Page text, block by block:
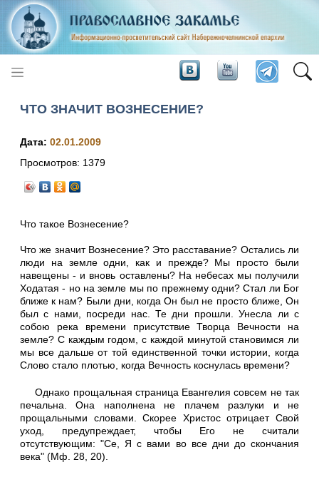
ЧТО ЗНАЧИТ ВОЗНЕСЕНИЕ?
Дата: 02.01.2009
Просмотров: 1379
Что такое Вознесение?
Что же значит Вознесение? Это расставание? Остались ли
люди на земле одни, как и прежде? Мы просто были
навещены - и вновь оставлены? На небесах мы получили
Ходатая - но на земле мы по прежнему одни? Стал ли Бог
ближе к нам? Были дни, когда Он был не просто ближе, Он
был с нами, посреди нас. Те дни прошли. Унесла ли с
собою река времени присутствие Творца Вечности на
земле? С каждым годом, с каждой минутой становимся ли
мы все дальше от той единственной точки истории, когда
Слово стало плотью, когда Вечность коснулась времени?
Однако прощальная страница Евангелия совсем не так
печальна. Она наполнена не плачем разлуки и не
прощальными словами. Скорее Христос отрицает Свой
уход, предупреждает, чтобы Его не считали
отсутствующим: "Се, Я с вами во все дни до скончания
века" (Мф. 28, 20).